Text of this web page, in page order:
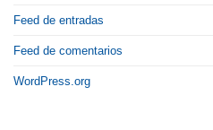
Feed de entradas
Feed de comentarios
WordPress.org